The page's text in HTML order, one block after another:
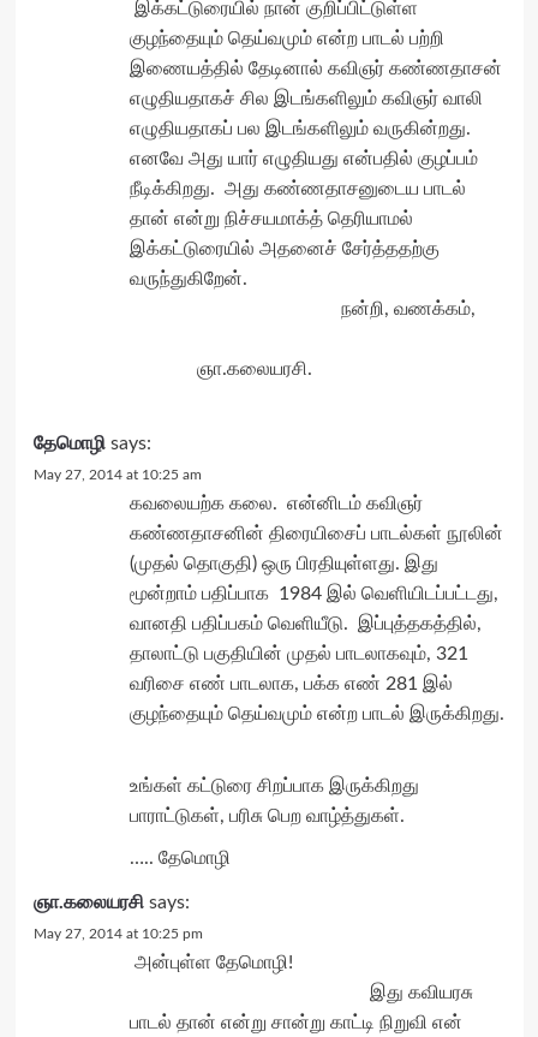
இக்கட்டுரையில் நான் குறிப்பிட்டுள்ள
குழந்தையும் தெய்வமும் என்ற பாடல் பற்றி
இணையத்தில் தேடினால் கவிஞர் கண்ணதாசன்
எழுதியதாகச் சில இடங்களிலும் கவிஞர் வாலி
எழுதியதாகப் பல இடங்களிலும் வருகின்றது.
எனவே அது யார் எழுதியது என்பதில் குழப்பம்
நீடிக்கிறது. அது கண்ணதாசனுடைய பாடல்
தான் என்று நிச்சயமாக்த் தெரியாமல்
இக்கட்டுரையில் அதனைச் சேர்த்ததற்கு
வருந்துகிறேன்.
நன்றி, வணக்கம்,
ஞா.கலையரசி.
தேமொழி says:
May 27, 2014 at 10:25 am
கவலையற்க கலை. என்னிடம் கவிஞர்
கண்ணதாசனின் திரையிசைப் பாடல்கள் நூலின்
(முதல் தொகுதி) ஒரு பிரதியுள்ளது. இது
மூன்றாம் பதிப்பாக 1984 இல் வெளியிடப்பட்டது,
வானதி பதிப்பகம் வெளியீடு. இப்புத்தகத்தில்,
தாலாட்டு பகுதியின் முதல் பாடலாகவும், 321
வரிசை எண் பாடலாக, பக்க எண் 281 இல்
குழந்தையும் தெய்வமும் என்ற பாடல் இருக்கிறது.
உங்கள் கட்டுரை சிறப்பாக இருக்கிறது
பாராட்டுகள், பரிசு பெற வாழ்த்துகள்.
….. தேமொழி
ஞா.கலையரசி says:
May 27, 2014 at 10:25 pm
அன்புள்ள தேமொழி!
இது கவியரசு
பாடல் தான் என்று சான்று காட்டி நிறுவி என்